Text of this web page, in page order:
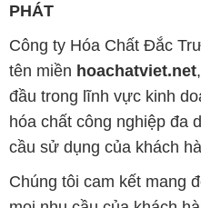
PHÁT
Công ty Hóa Chất Đắc
tên miền hoachatviet.net
đầu trong lĩnh vực kinh
hóa chất công nghiệp đa
cầu sử dụng của khách
Chúng tôi cam kết mang